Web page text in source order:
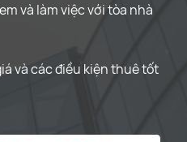
và làm việc với tòa nhà
và các điều kiện thuê tốt